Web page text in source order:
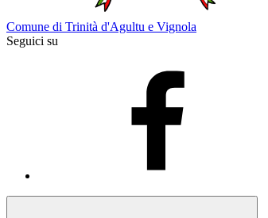
Comune di Trinità d'Agultu e Vignola
Seguici su